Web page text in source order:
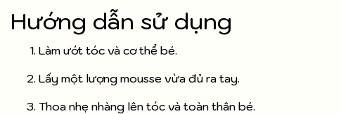
Hướng dẫn sử dụng
Làm ướt tóc và cơ thể bé.
Lấy một lượng mousse vừa đủ ra tay.
Thoa nhẹ nhàng lên tóc và toàn thân bé.